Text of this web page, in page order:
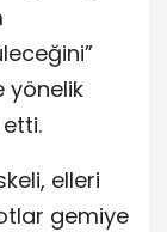
yönelik
elleri
gemiye